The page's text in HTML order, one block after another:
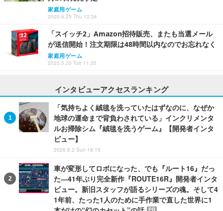
家庭用ゲーム
2020.6.25 Thu 12:34
「スイッチ2」Amazon招待販売、またも当選メール
が送信開始！注文期限は48時間以内なのでお忘れなく
家庭用ゲーム
2025.5.20 Tue 11:35
インタビューアクセスランキング
「気持ちよく絨毯を洗っていたはずなのに、なぜか
地球の運命まで背負わされている」インクリメンタ
ルお掃除シム『絨毯を洗うゲーム』【開発者インタ
ビュー】
2026.8.2 Sun 18:15
車が変形してロボになった、でも『ルート16』だっ
た―41年ぶり完全新作『ROUTE16R』開発者インタ
ビュー。新旧スタッフが語るシリーズの魂。そして4
1年前、たった1人のために手作業で直した世界に1
PR